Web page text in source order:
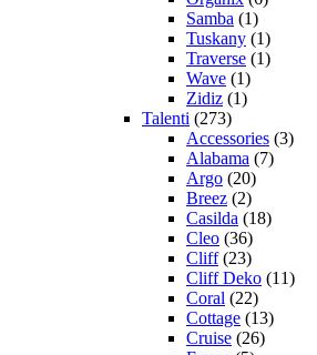
Samba (1)
Tuskany (1)
Traverse (1)
Wave (1)
Zidiz (1)
Talenti (273)
Accessories (3)
Alabama (7)
Argo (20)
Breez (2)
Casilda (18)
Cleo (36)
Cliff (23)
Cliff Deko (11)
Coral (22)
Cottage (13)
Cruise (26)